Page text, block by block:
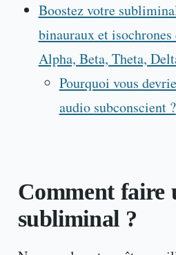
Boostez votre
binauraux et
Alpha, Beta, Theta,
Pourquoi vous
audio subconscient ?
Comment faire
subliminal ?